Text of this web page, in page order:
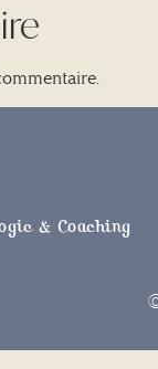
& Coaching